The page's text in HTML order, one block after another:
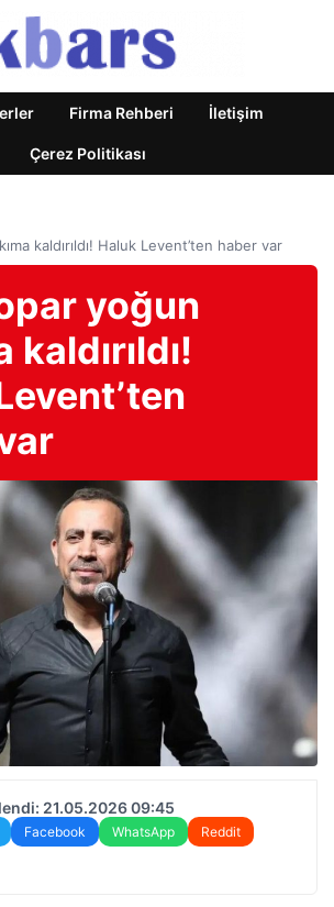
Firma Rehberi İletişim
Çerez Politikası
kaldırıldı! Haluk Levent’ten haber var
yoğun
kaldırıldı!
21.05.2026 09:45
Facebook WhatsApp
Reddit